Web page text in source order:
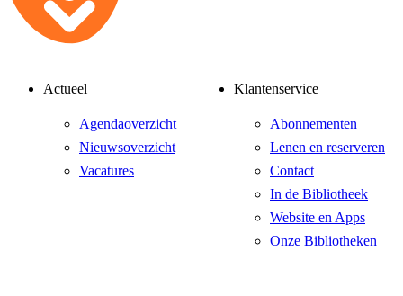
Actueel
Agendaoverzicht
Nieuwsoverzicht
Vacatures
Klantenservice
Abonnementen
Lenen en reserveren
Contact
In de Bibliotheek
Website en Apps
Onze Bibliotheken